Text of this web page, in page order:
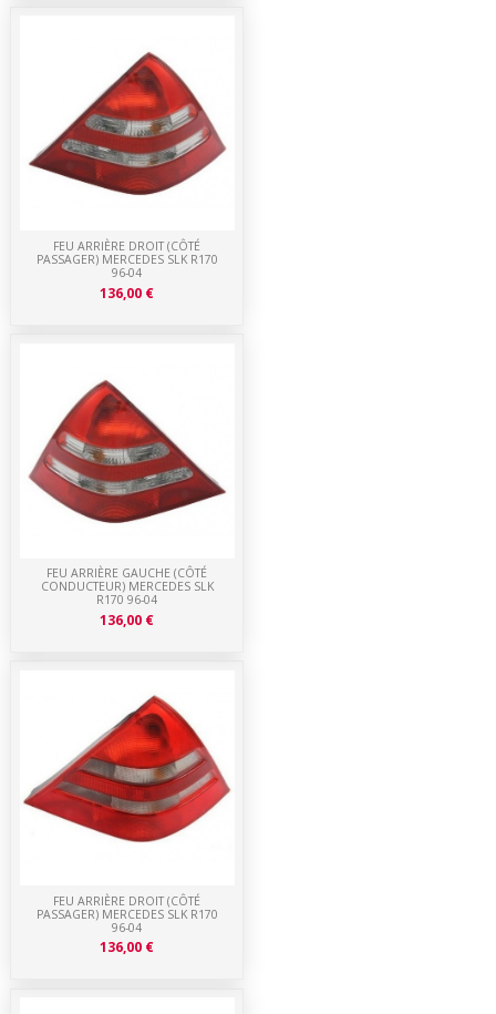
FEU ARRIÈRE DROIT (CÔTÉ
PASSAGER) MERCEDES SLK R170
96-04
136,00 €
FEU ARRIÈRE GAUCHE (CÔTÉ
CONDUCTEUR) MERCEDES SLK
R170 96-04
136,00 €
FEU ARRIÈRE DROIT (CÔTÉ
PASSAGER) MERCEDES SLK R170
96-04
136,00 €